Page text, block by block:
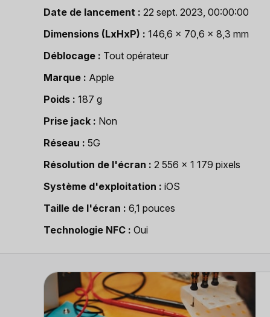
Date de lancement
22 sept. 2023, 00:00:00
Dimensions (LxHxP)
146,6 x 70,6 x 8,3 mm
Déblocage
Tout opérateur
Marque
Apple
Poids
187 g
Prise jack
Non
Réseau
5G
Résolution de l'écran
2 556 x 1 179 pixels
Système d'exploitation
iOS
Taille de l'écran
6,1 pouces
Technologie NFC
Oui